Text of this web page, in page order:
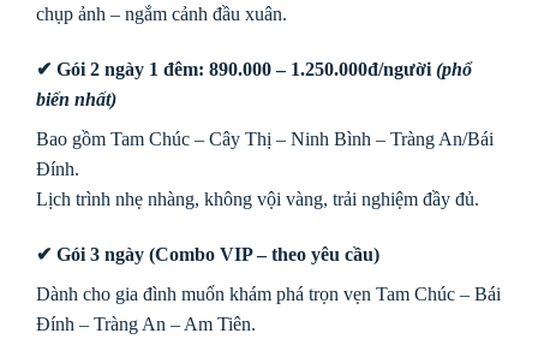
chụp ảnh – ngắm cảnh đầu xuân.
✔ Gói 2 ngày 1 đêm: 890.000 – 1.250.000đ/người (phổ
biến nhất)
Bao gồm Tam Chúc – Cây Thị – Ninh Bình – Tràng An/Bái
Đính.
Lịch trình nhẹ nhàng, không vội vàng, trải nghiệm đầy đủ.
✔ Gói 3 ngày (Combo VIP – theo yêu cầu)
Dành cho gia đình muốn khám phá trọn vẹn Tam Chúc – Bái
Đính – Tràng An – Am Tiên.